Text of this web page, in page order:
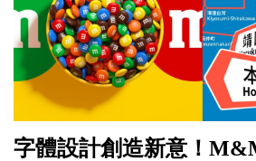
字體設計創造新意！